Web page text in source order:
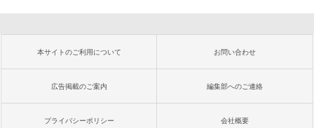
本サイトのご利用について お問い合わせ
広告掲載のご案内 編集部へのご連絡
プライバシーポリシー 会社概要